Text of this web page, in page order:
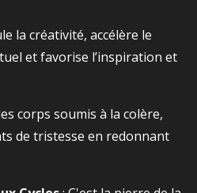
la créativité, accélère le
et favorise l’inspiration et
corps soumis à la colère,
de tristesse en redonnant